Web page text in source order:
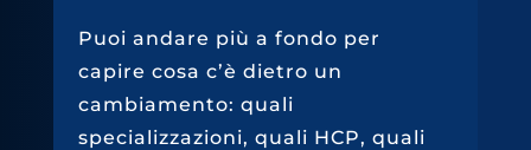
Puoi andare più a fondo per
capire cosa c’è dietro un
cambiamento: quali
specializzazioni, quali HCP, quali